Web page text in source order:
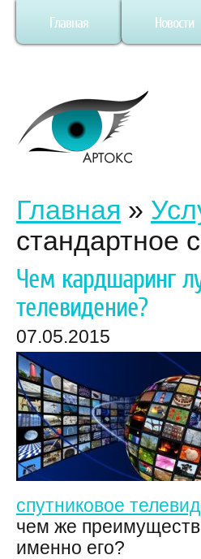
Главная Новости
Главная »
стандартное
Чем кардшаринг
телевидение?
07.05.2015
спутниковое
чем же
именно его?